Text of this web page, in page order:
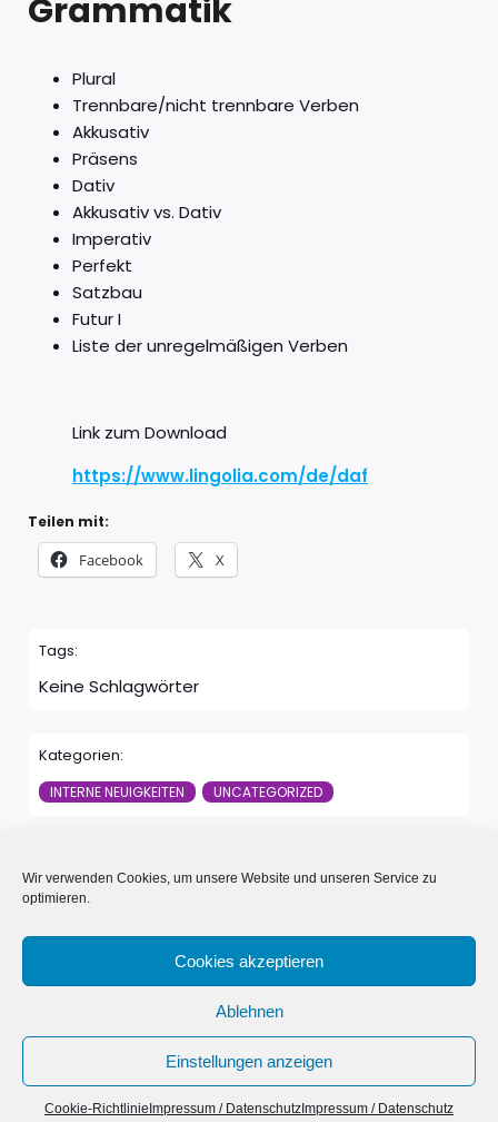
Wir verwenden Cookies, um unsere Website und unseren Service zu
optimieren.
Cookies akzeptieren
Ablehnen
Einstellungen anzeigen
Cookie-Richtlinie Impressum / Datenschutz Impressum / Datenschutz
Grammatik
Plural
Trennbare/nicht trennbare Verben
Akkusativ
Präsens
Dativ
Akkusativ vs. Dativ
Imperativ
Perfekt
Satzbau
Futur I
Liste der unregelmäßigen Verben
Link zum Download
https://www.lingolia.com/de/daf
Teilen mit:
Facebook X
Tags:
Keine Schlagwörter
Kategorien:
INTERNE NEUIGKEITEN UNCATEGORIZED
© 2026 Neue Nachbarn in Schönwalde e.V.. Erstellt mit
mit WordPress undKubio